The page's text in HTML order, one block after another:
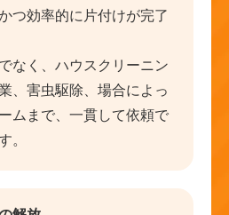
つ効率的に片付けが完了
なく、ハウスクリーニン
、害虫駆除、場合によっ
ムまで、一貫して依頼で
。